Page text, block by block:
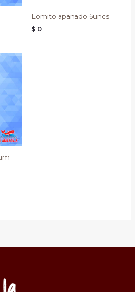
Lomito apanado 6unds
$ 0